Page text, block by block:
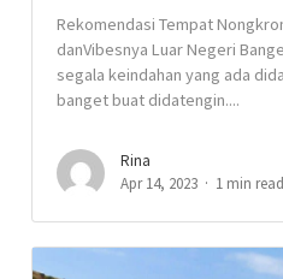
Rekomendasi Tempat
danVibesnya Luar Negeri
segala keindahan yang ada
banget buat didatengin....
Rina
Apr 14, 2023
1 min read